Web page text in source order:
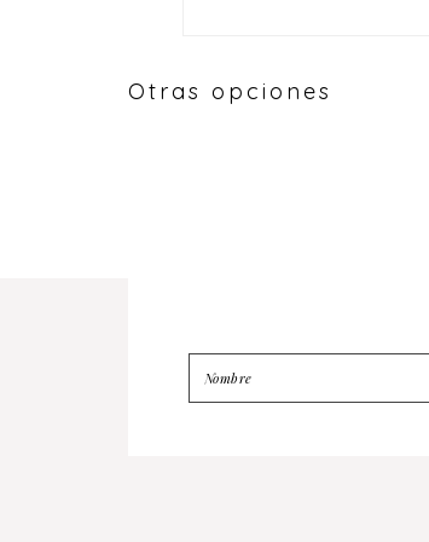
Otras opciones